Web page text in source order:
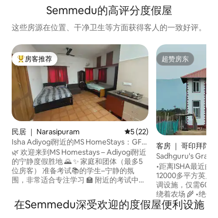
Semmedu的高评分度假屋
这些房源在位置、干净卫生等方面获得客人的一致好评。
热门「房客推荐」
房客推荐
民居 ｜ Narasipuram 平均评分 5 分（满分 5 分）
5 (22)
Isha Adiyogi附近的MS HomeStays：GF
AC Studio，最多5人
🌿 欢迎来到MS Homestays – Adiyogi附近
的宁静度假胜地 🌄 ✨ 家庭和团体（最多5
位房客） 准备考试📚的学生–宁静的氛
围，非常适合专注学习 🏫 附近的考试中
院≈ 5.58公里 2. Sri Sai Ranganathan
工程学院≈ 6.5公里 🧘‍♂️ 瑜伽和萨哈纳探索
超赞房东
超赞房东
客房 ｜ 哥印拜陀
Sadhguru's
Adiyogi
•距离ISHA最近的
12000多平方英尺
调设施，仅需600
绕着农场 🌾 •绝佳
心5分钟车程 🚗 •
🚶 •提供自行车
在Semmedu深受欢迎的度假屋便利设施